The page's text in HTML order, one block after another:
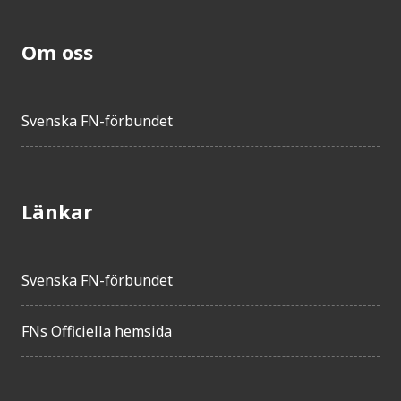
Om oss
Svenska FN-förbundet
Länkar
Svenska FN-förbundet
FNs Officiella hemsida